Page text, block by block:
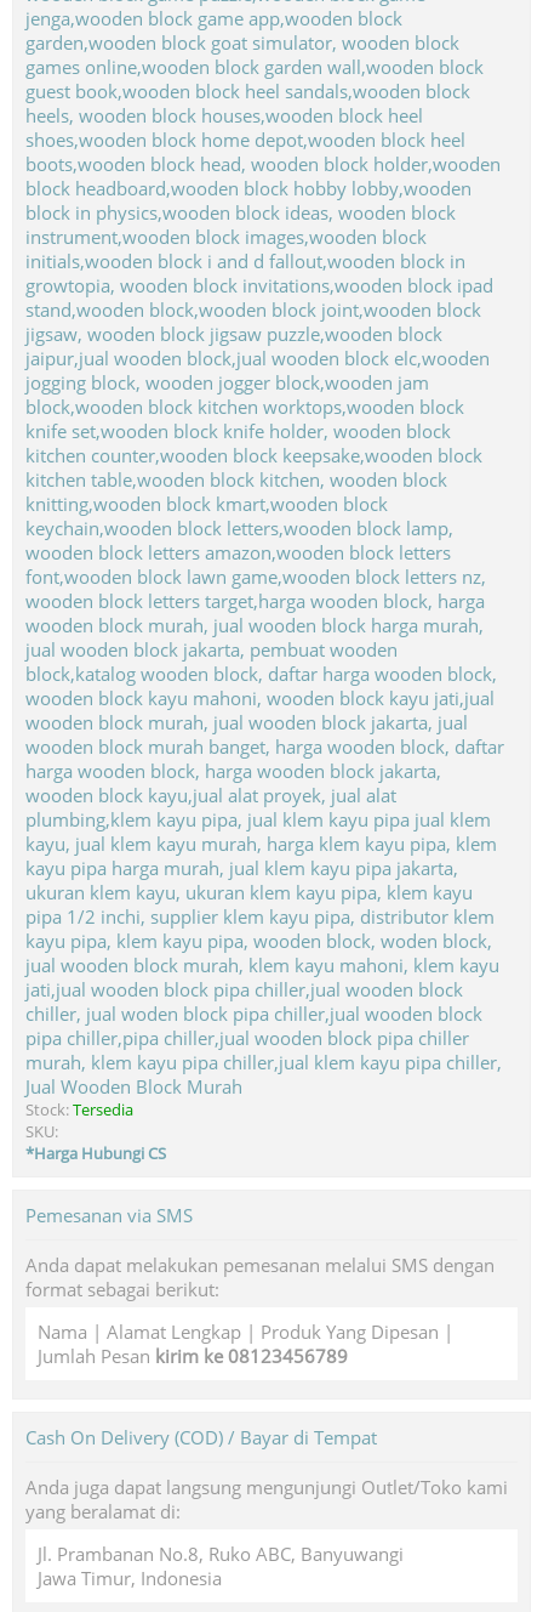
Jual Wooden Block Murah
Stock:Tersedia
SKU:
*Harga Hubungi CS
Pemesanan via SMS
Anda dapat melakukan pemesanan melalui SMS dengan
format sebagai berikut:
Nama | Alamat Lengkap | Produk Yang Dipesan |
Jumlah Pesan kirim ke 08123456789
Cash On Delivery (COD) / Bayar di Tempat
Anda juga dapat langsung mengunjungi Outlet/Toko kami
yang beralamat di:
Jl. Prambanan No.8, Ruko ABC, Banyuwangi
Jawa Timur, Indonesia